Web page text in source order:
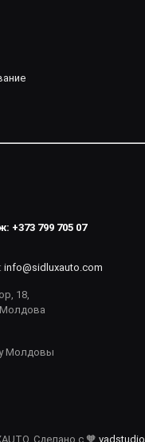
+373 799 705 07
info@sidluxauto.com
18,
Молдовы
Сделано с 🧡 vadstudio